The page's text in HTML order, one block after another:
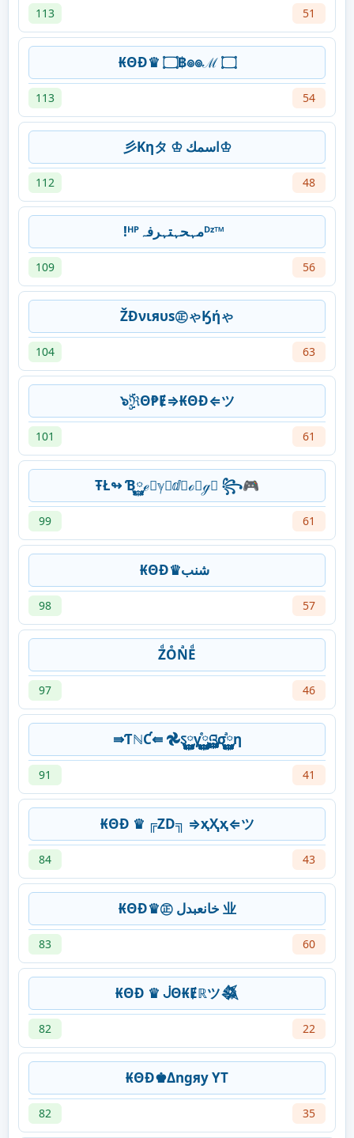
113 51
₭ΘĐ♛ ۝฿๏๏ℳ ۝
113 54
彡Kηタ ♔ اسمك♔
112 48
!ᴴᴾمہحہتہرفہᴰᶻ™
109 56
ŽĐνιяυѕ㊣ゃӃήゃ
104 63
๖ۣۜℜΘ₱Ɇ⇒₭ΘĐ⇐ツ
101 61
ŦŁ↬ Ɓ࿆ℯ࿆ℽ࿆ⅆ࿆ℴ࿆ℊ࿆ ꧂🎮
99 61
₭ΘĐ♛شنب
98 57
ZͩOͤNͣEͩ
97 46
⇛ƬℕƇ⇚ 𖣘ऽ࿆࿆࿆࿆γ࿆࿆࿆࿆ⷷའ࿆࿆࿆࿆σ࿆࿆࿆࿆ⷶη
91 41
₭ΘĐ ♛ ╔ZD╗ ⇒ҳҲҳ⇐ツ
84 43
₭ΘĐ♛㊣ خانعبدل 业
83 60
₭ΘĐ ♛ ᒎΘ₭Ɇℝツ𒈒
82 22
₭ΘĐ♚Δngяy YT
82 35